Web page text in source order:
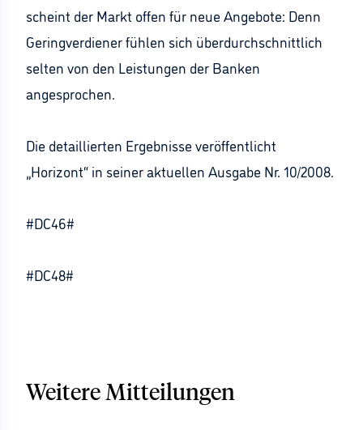
scheint der Markt offen für neue Angebote: Denn
Geringverdiener fühlen sich überdurchschnittlich
selten von den Leistungen der Banken
angesprochen.
Die detaillierten Ergebnisse veröffentlicht
„Horizont“ in seiner aktuellen Ausgabe Nr. 10/2008.
#DC46#
#DC48#
Weitere Mitteilungen